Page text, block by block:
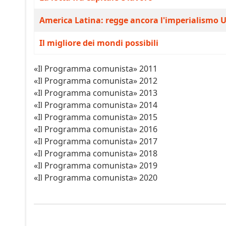
America Latina: regge ancora l'imperialismo
Il migliore dei mondi possibili
«Il Programma comunista» 2011
«Il Programma comunista» 2012
«Il Programma comunista» 2013
«Il Programma comunista» 2014
«Il Programma comunista» 2015
«Il Programma comunista» 2016
«Il Programma comunista» 2017
«Il Programma comunista» 2018
«Il Programma comunista» 2019
«Il Programma comunista» 2020